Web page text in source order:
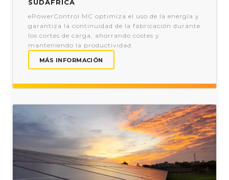
ePowerControl MC optimiza el uso de la energía y
garantiza la continuidad de la fabricación durante
los cortes de carga, ahorrando costes y
manteniendo la productividad.
MÁS INFORMACIÓN